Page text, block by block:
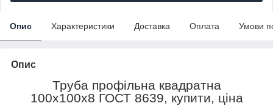
Опис Характеристики Доставка Оплата Умови
Опис
Труба профільна квадратна
100х100х8 ГОСТ 8639, купити, ціна